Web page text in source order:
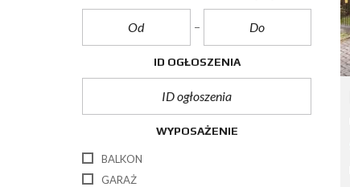
ID OGŁOSZENIA
WYPOSAŻENIE
BALKON
GARAŻ